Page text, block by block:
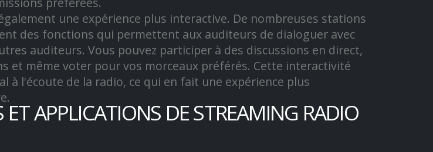
une expérience plus interactive. De nombreuses stations
des fonctions qui permettent aux auditeurs de dialoguer avec
auditeurs. Vous pouvez participer à des discussions en direct,
et même voter pour vos morceaux préférés. Cette interactivité
à l'écoute de la radio, ce qui en fait une expérience plus
ET APPLICATIONS DE STREAMING RADIO